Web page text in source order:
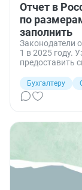
Отчет в
по
заполнить
Законодатели
1 в 2025 году.
предоставить
Бухгалтеру